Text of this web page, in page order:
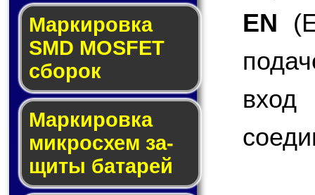
Мар­ки­ров­ка
SMD MOSFET
сбо­рок
Мар­ки­ров­ка
мик­ро­схем за­
щи­ты ба­та­рей
EN
вход